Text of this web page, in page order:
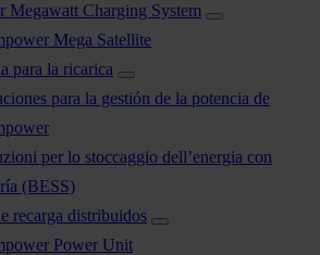
Megawatt Charging System
Mega Satellite
para la ricarica
para la gestión de la potencia de
per lo stoccaggio dell’energia con
(BESS)
recarga distribuidos
Power Unit